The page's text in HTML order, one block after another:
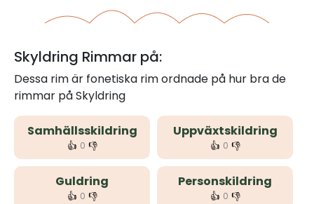
Skyldring Rimmar på:
Dessa rim är fonetiska rim ordnade på hur bra de
rimmar på Skyldring
Samhällsskildring
👍 0 👎
Uppväxtskildring
👍 0 👎
Guldring
👍 0 👎
Personskildring
👍 0 👎